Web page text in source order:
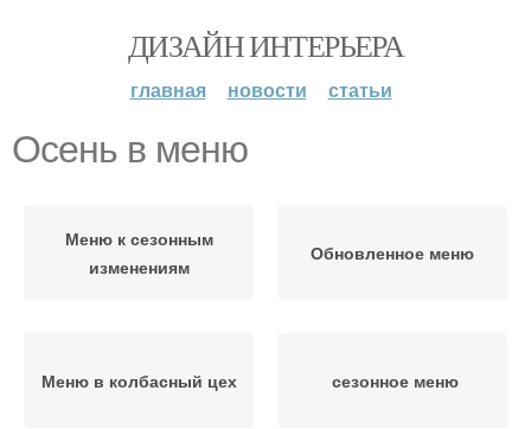
ДИЗАЙН ИНТЕРЬЕРА
главная новости статьи
Осень в меню
Меню к сезонным
изменениям
Обновленное меню
Меню в колбасный цех сезонное меню